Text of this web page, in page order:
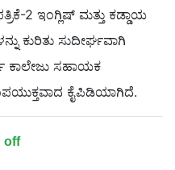
2 ಇಂಗ್ಲಿಷ್ ಮತ್ತು ಕಡ್ಡಾಯ
ಕುರಿತು ಸುದೀರ್ಘವಾಗಿ
ಕಾಲೇಜು ಸಹಾಯಕ
ಕೈಪಿಡಿಯಾಗಿದೆ.
off